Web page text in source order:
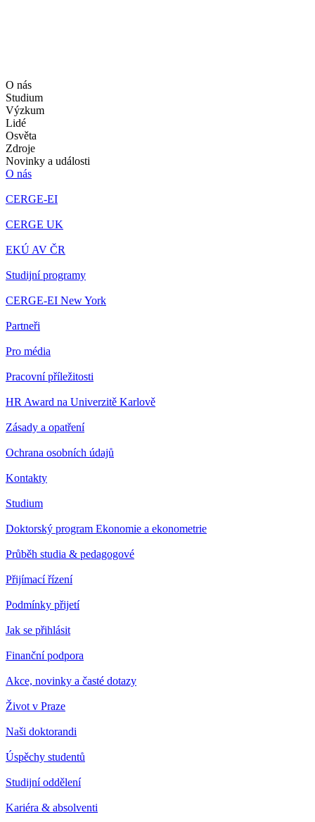
O nás
Studium
Výzkum
Lidé
Osvěta
Zdroje
Novinky a události
O nás
CERGE-EI
CERGE UK
EKÚ AV ČR
Studijní programy
CERGE-EI New York
Partneři
Pro média
Pracovní příležitosti
HR Award na Univerzitě Karlově
Zásady a opatření
Ochrana osobních údajů
Kontakty
Studium
Doktorský program Ekonomie a ekonometrie
Průběh studia & pedagogové
Přijímací řízení
Podmínky přijetí
Jak se přihlásit
Finanční podpora
Akce, novinky a časté dotazy
Život v Praze
Naši doktorandi
Úspěchy studentů
Studijní oddělení
Kariéra & absolventi